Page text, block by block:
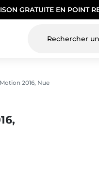
GRATUITE EN POINT
2016, Nue